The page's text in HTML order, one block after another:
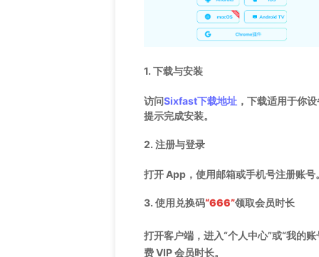
1. 下载与安装
访问Sixfast下载地址 ，下载适用于你
提示完成安装。
2. 注册与登录
打开 App，使用邮箱或手机号注册账
3. 使用兑换码“666”领取会员时长
打开客户端，进入“个人中心”或“我的
费 VIP 会员时长。